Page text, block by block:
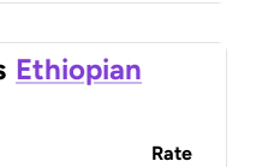
Ethiopian
Rate